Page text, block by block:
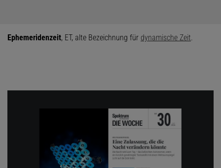
Ephemeridenzeit, ET, alte Bezeichnung für dynamische Zeit.